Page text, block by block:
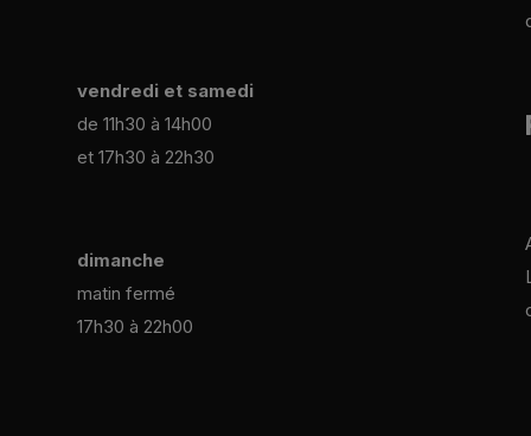
vendredi et samedi
de 11h30 à 14h00
et 17h30 à 22h30
dimanche
matin fermé
17h30 à 22h00